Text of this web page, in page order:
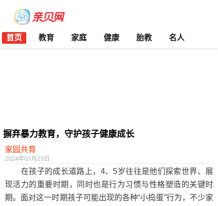
首页 教育 家庭 健康 胎教 名人
摒弃暴力教育，守护孩子健康成长
家园共育
2024年07月23日
在孩子的成长道路上，4、5岁往往是他们探索世界、展
现活力的重要时期，同时也是行为习惯与性格塑造的关键时
期。面对这一时期孩子可能出现的各种“小捣蛋”行为，不少家